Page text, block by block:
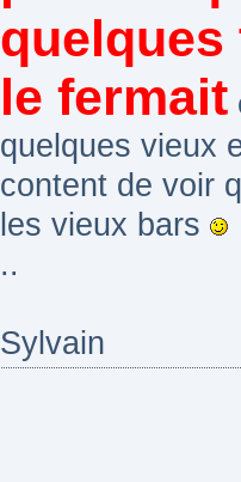
quelques
le fermait
quelques vieux
content de voir
les vieux bars
..
Sylvain